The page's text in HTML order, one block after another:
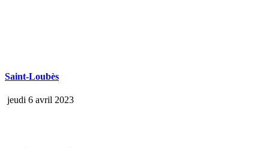
Saint-Loubès
jeudi 6 avril 2023